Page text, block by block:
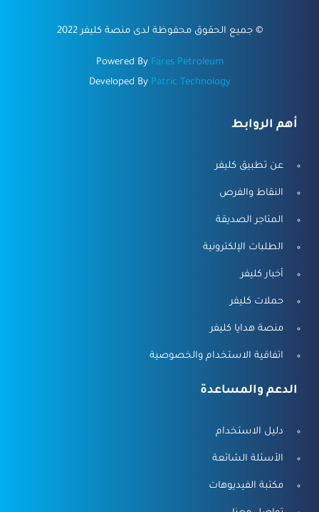
©جميع الحقوق محفوظة لدى منصة كليفر 2022
Powered By Fares Petroleum
Developed By Patric Technology
أهم الروابط
عن تطبيق كليفر
النقاط والفرص
المتاجر الصديقة
الطلبات الإلكترونية
أخبار كليفر
حملات كليفر
منصة هدايا كليفر
اتفاقية الاستخدام والخصوصية
الدعم والمساعدة
دليل الاستخدام
الأسئلة الشائعة
مكتبة الفيديوهات